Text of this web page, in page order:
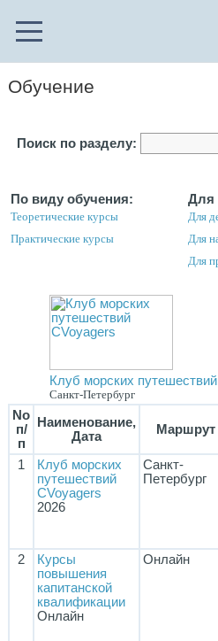
Обучение
Поиск по разделу:
По виду обучения:
Теоретические курсы
Практические курсы
Для
Для
Для
Для
Клуб морских
Санкт-Петербург
No
п/
п
Наименование,
Дата
Маршрут
1
Клуб морских
путешествий
CVoyagers
2026
Санкт-
Петербург
2
Курсы
повышения
капитанской
квалификации
Онлайн
Онлайн